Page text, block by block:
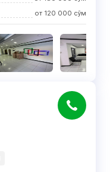
от 120 000 сўм